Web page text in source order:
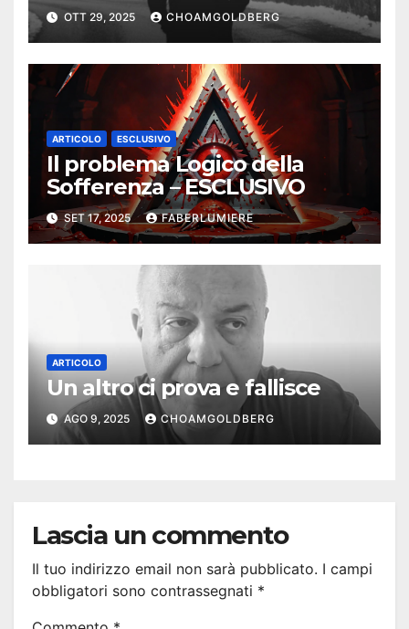
OTT 29, 2025 CHOAMGOLDBERG
ARTICOLO ESCLUSIVO
Il problema Logico della
Sofferenza – ESCLUSIVO
SET 17, 2025 FABERLUMIERE
ARTICOLO
Un altro ci prova e fallisce
AGO 9, 2025 CHOAMGOLDBERG
Lascia un commento
Il tuo indirizzo email non sarà pubblicato. I campi
obbligatori sono contrassegnati *